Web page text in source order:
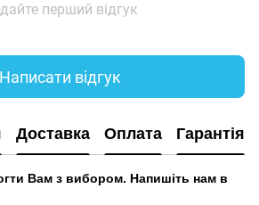
перший відгук
Написати відгук
Доставка Оплата Гарантія
Вам з вибором. Напишіть нам в